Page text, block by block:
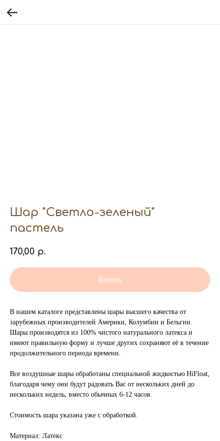
Шар "Светло-зеленый"
пастель
170,00 р.
Купить
В нашем каталоге представлены шары высшего качества от
зарубежных производителей Америки, Колумбии и Бельгии.
Шары производятся из 100% чистого натурального латекса и
имеют правильную форму и лучше других сохраняют её в течение
продолжительного периода времени.
Все воздушные шары обработаны специальной жидкостью HiFloat,
благодаря чему они будут радовать Вас от нескольких дней до
нескольких недель, вместо обычных 6-12 часов.
Стоимость шара указана уже с обработкой.
Материал: Латекс